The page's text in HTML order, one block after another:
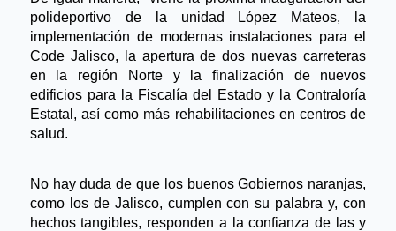
polideportivo de la unidad López Mateos, la
implementación de modernas instalaciones para el
Code Jalisco, la apertura de dos nuevas carreteras
en la región
Norte y la finalización de nuevos
edificios para la Fiscalía del Estado y la Contraloría
Estatal, así como más rehabilitaciones en centros de
salud.
No hay duda de que los buenos Gobiernos naranjas,
como los de Jalisco, cumplen con su palabra
hechos tangibles, responden a la confianza de las y